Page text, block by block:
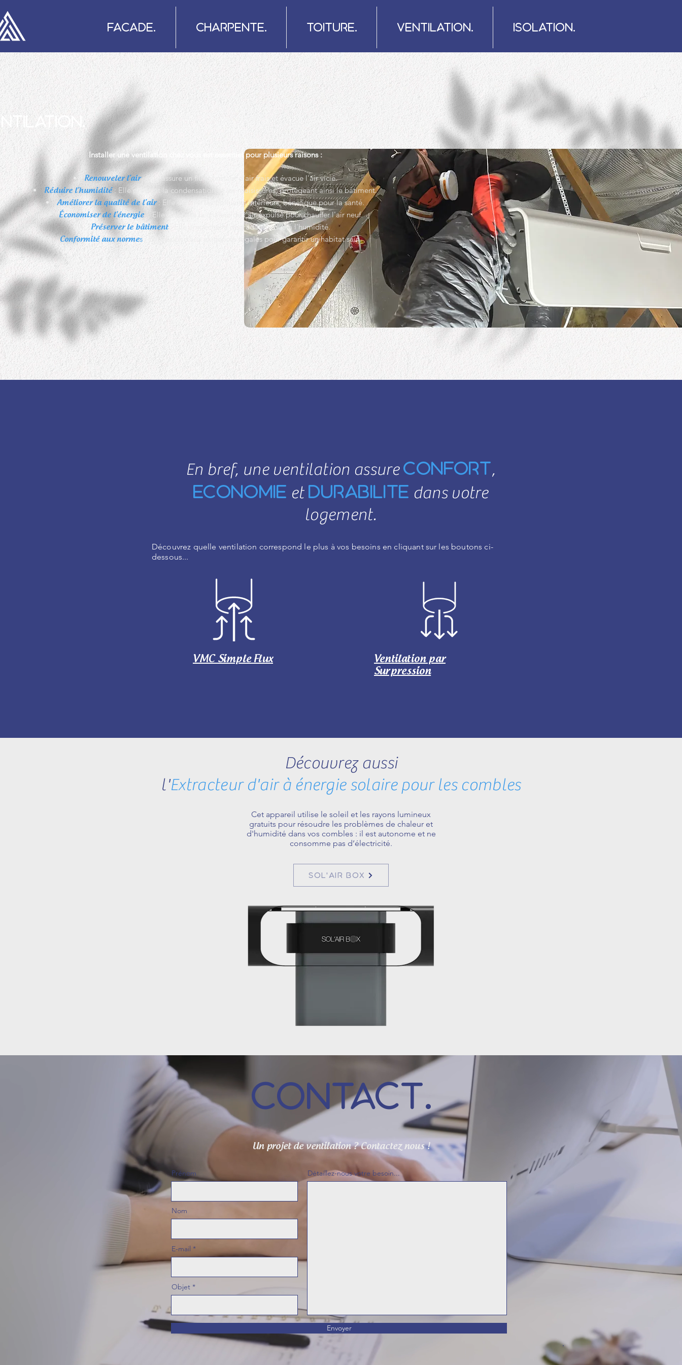
FACADE. CHARPENTE. TOITURE. VENTILATION. ISOLATION.
Installer une ventilation chez vous est essentiel pour plusieurs raisons :
Renouveler l'air: Elle assure un flux constant d'air frais et évacue l'air vicié.
Réduire l'humidité : Elle prévient la condensation et les moisissures, protégeant ainsi le bâtiment.
Améliorer la qualité de l'air: Elle élimine les polluants intérieurs, bénéfique pour la santé.
Économiser de l'énergie: Elle récupère la chaleur de l'air expulsé pour chauffer l'air neuf.
Préserver le bâtiment : Elle empêche la dégradation due à l'humidité.
Conformité aux normes: Elle répond aux exigences légales pour garantir un habitat sain.
En bref, une ventilation assureconfort,
Economie et durabilitE dans votre
logement.
Découvrez quelle ventilation correspond le plus à vos besoins en cliquant sur les boutons ci-
dessous...
VMC Simple Flux
Ventilation par
Surpression
Découvrez aussi
l'Extracteur d'air à énergie solaire pour les combles
Cet appareil utilise le soleil et les rayons lumineux
gratuits pour résoudre les problèmes de chaleur et
d'humidité dans vos combles : il est autonome et ne
consomme pas d’électricité.
SOL'AIR BOX
CONTACT.
Un projet de ventilation ? Contactez nous !
Prénom
Nom
E-mail
Objet
Détaillez-nous votre besoin...
Envoyer